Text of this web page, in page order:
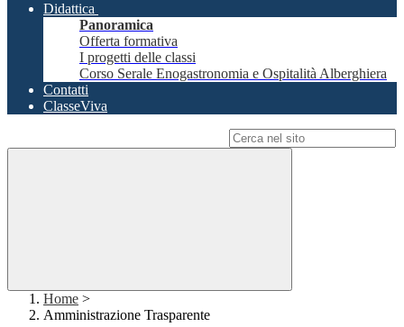
Didattica
Panoramica
Offerta formativa
I progetti delle classi
Corso Serale Enogastronomia e Ospitalità Alberghiera
Contatti
ClasseViva
Home >
Amministrazione Trasparente